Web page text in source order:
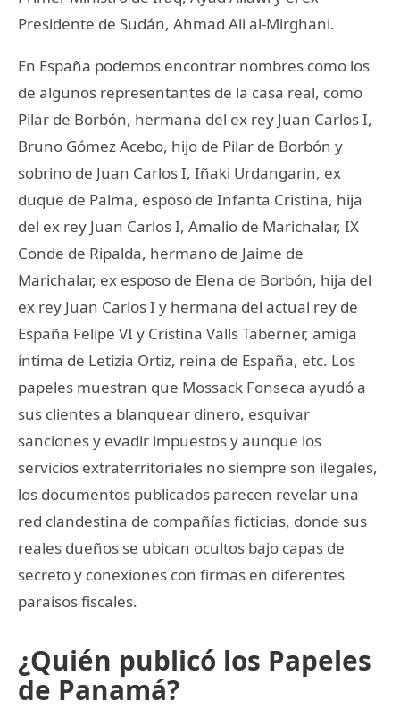
Presidente de Sudán, Ahmad Ali al-Mirghani.
En España podemos encontrar nombres como los
de algunos representantes de la casa real, como
Pilar de Borbón, hermana del ex rey Juan Carlos I,
Bruno Gómez Acebo, hijo de Pilar de Borbón y
sobrino de Juan Carlos I, Iñaki Urdangarin, ex
duque de Palma, esposo de Infanta Cristina, hija
del ex rey Juan Carlos I, Amalio de Marichalar, IX
Conde de Ripalda, hermano de Jaime de
Marichalar, ex esposo de Elena de Borbón, hija del
ex rey Juan Carlos I y hermana del actual rey de
España Felipe VI y Cristina Valls Taberner, amiga
íntima de Letizia Ortiz, reina de España, etc. Los
papeles muestran que Mossack Fonseca ayudó a
sus clientes a blanquear dinero, esquivar
sanciones y evadir impuestos y aunque los
servicios extraterritoriales no siempre son ilegales,
los documentos publicados parecen revelar una
red clandestina de compañías ficticias, donde sus
reales dueños se ubican ocultos bajo capas de
secreto y conexiones con firmas en diferentes
paraísos fiscales.
¿Quién publicó los Papeles
de Panamá?